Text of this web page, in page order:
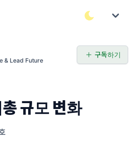
& Lead Future
구독하기
규모 변화